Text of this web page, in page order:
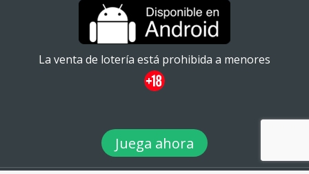
La venta de lotería está prohibida a menores
Juega ahora